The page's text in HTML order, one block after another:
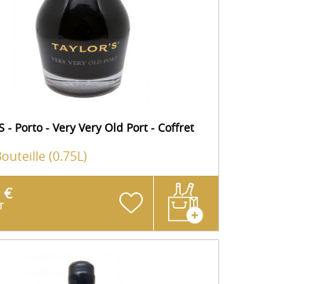
- Porto - Very Very Old Port - Coffret
(0.75L)
€